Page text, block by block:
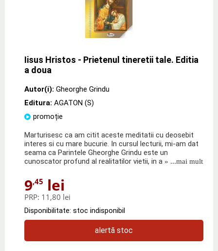
Iisus Hristos - Prietenul tineretii tale. Editia
a doua
Autor(i): Gheorghe Grindu
Editura: AGATON (S)
promoție
Marturisesc ca am citit aceste meditatii cu deosebit
interes si cu mare bucurie. In cursul lecturii, mi-am dat
seama ca Parintele Gheorghe Grindu este un
cunoscator profund al realitatilor vietii, in a » ...mai mult
9,45 lei
PRP: 11,80 lei
Disponibilitate: stoc indisponibil
alertă stoc